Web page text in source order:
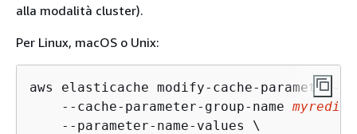
alla modalità cluster).
Per Linux, macOS o Unix:
aws elasticache modify-cache-parameter-
    --cache-parameter-group-name
    --parameter-name-values \